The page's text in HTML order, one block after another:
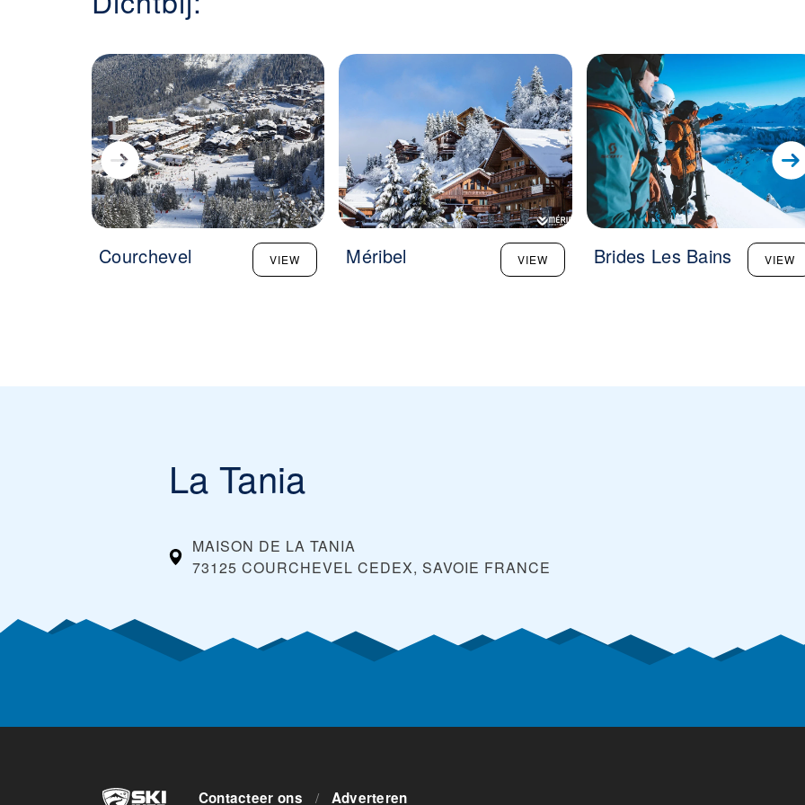
Courchevel VIEW Méribel VIEW Brides Les Bains VIEW
La Tania
MAISON DE LA TANIA
73125 COURCHEVEL CEDEX, SAVOIE FRANCE
Contacteer ons / Adverteren